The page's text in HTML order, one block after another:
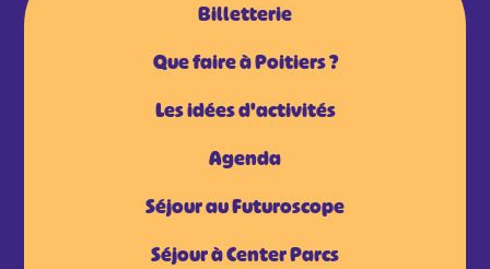
Billetterie
Que faire à Poitiers ?
Les idées d'activités
Agenda
Séjour au Futuroscope
Séjour à Center Parcs